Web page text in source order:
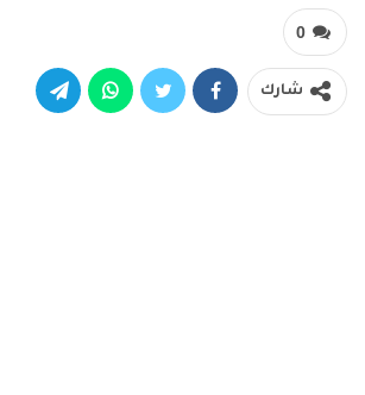
0
شارك